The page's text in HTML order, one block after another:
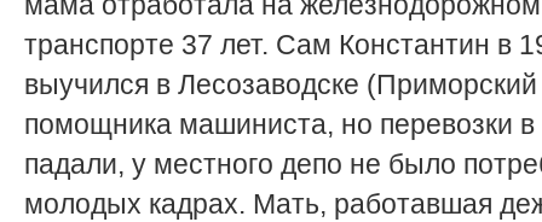
транспорте 37 лет. Сам Константин в
выучился в Лесозаводске
помощника машиниста, но перевозки в
падали, у местного депо не было
молодых кадрах. Мать, работавшая